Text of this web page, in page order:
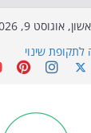
אוגוסט 9, 2026
שינוי
לכבוש את
מיוחדת: הקרנת גמר